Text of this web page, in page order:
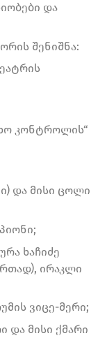
და
შენიშნა:
კონტროლის“
და მისი ცოლი
ხაჩიძე
ირაკლი
ვიცე-მერი;
და მისი ქმარი